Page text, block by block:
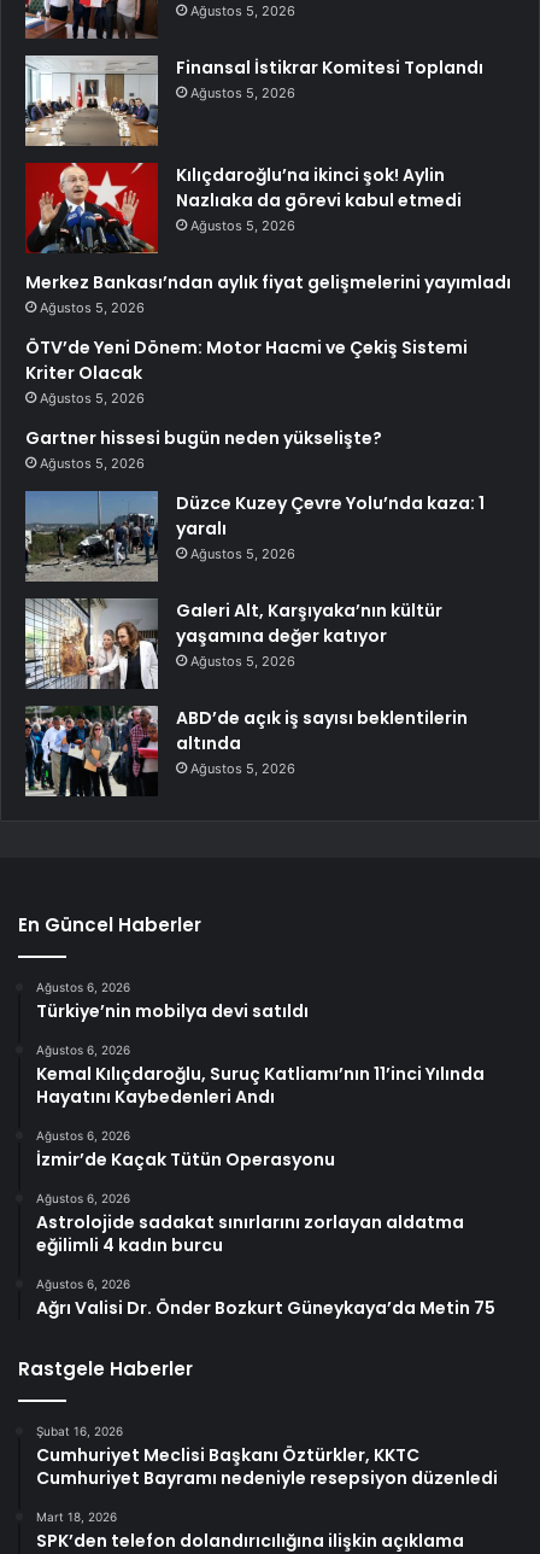
Ağustos 5, 2026
Finansal İstikrar Komitesi Toplandı
Ağustos 5, 2026
Kılıçdaroğlu’na ikinci şok! Aylin
Nazlıaka da görevi kabul etmedi
Ağustos 5, 2026
Merkez Bankası’ndan aylık fiyat gelişmelerini yayımladı
Ağustos 5, 2026
ÖTV’de Yeni Dönem: Motor Hacmi ve Çekiş Sistemi
Kriter Olacak
Ağustos 5, 2026
Gartner hissesi bugün neden yükselişte?
Ağustos 5, 2026
Düzce Kuzey Çevre Yolu’nda kaza: 1
yaralı
Ağustos 5, 2026
Galeri Alt, Karşıyaka’nın kültür
yaşamına değer katıyor
Ağustos 5, 2026
ABD’de açık iş sayısı beklentilerin
altında
Ağustos 5, 2026
En Güncel Haberler
Ağustos 6, 2026
Türkiye’nin mobilya devi satıldı
Ağustos 6, 2026
Kemal Kılıçdaroğlu, Suruç Katliamı’nın 11’inci Yılında
Hayatını Kaybedenleri Andı
Ağustos 6, 2026
İzmir’de Kaçak Tütün Operasyonu
Ağustos 6, 2026
Astrolojide sadakat sınırlarını zorlayan aldatma
eğilimli 4 kadın burcu
Ağustos 6, 2026
Ağrı Valisi Dr. Önder Bozkurt Güneykaya’da Metin 75
Rastgele Haberler
Şubat 16, 2026
Cumhuriyet Meclisi Başkanı Öztürkler, KKTC
Cumhuriyet Bayramı nedeniyle resepsiyon düzenledi
Mart 18, 2026
SPK’den telefon dolandırıcılığına ilişkin açıklama